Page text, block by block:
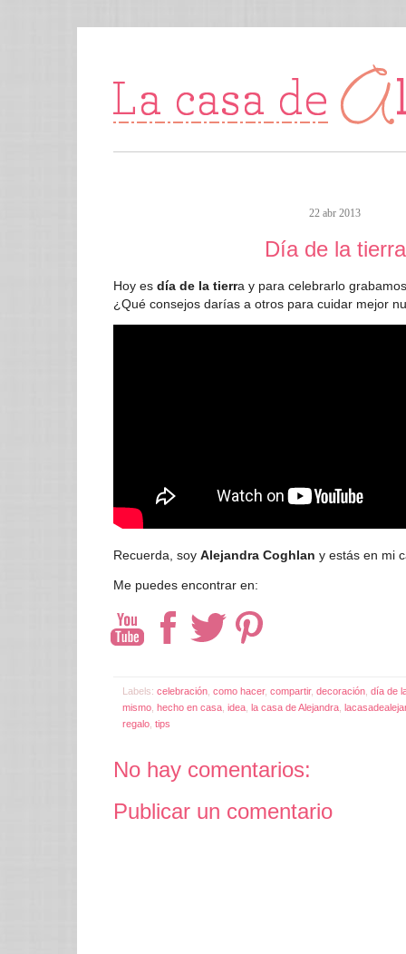
22 abr 2013
Día de la tierra
Hoy es día de la tierra y para celebrarlo
¿Qué consejos darías a otros para cuidar mejor
Recuerda, soy Alejandra Coghlan y estás en mi
Me puedes encontrar en:
Labels: celebración como hacer, compartir, decoración día de
mismo hecho en casa idea la casa de Alejandra
regalo tips
No hay comentarios:
Publicar un comentario